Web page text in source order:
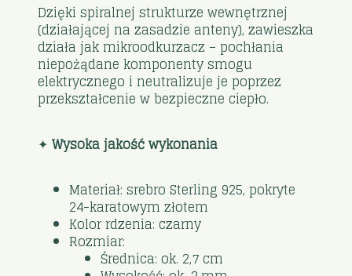
Dzięki spiralnej strukturze wewnętrznej
(działającej na zasadzie anteny), zawieszka
działa jak mikroodkurzacz – pochłania
niepożądane komponenty smogu
elektrycznego i neutralizuje je poprzez
przekształcenie w bezpieczne ciepło.
✦Wysoka jakość wykonania
Materiał: srebro Sterling 925, pokryte
24-karatowym złotem
Kolor rdzenia: czarny
Rozmiar:
Średnica: ok. 2,7 cm